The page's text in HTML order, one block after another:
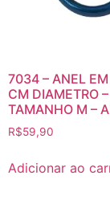
7034 – ANEL
CM DIAMETRO –
TAMANHO M –
R$59,90
Adicionar ao